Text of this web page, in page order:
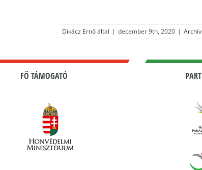
Dikácz Ernőáltal | december 9th, 2020 |
FŐ TÁMOGATÓ